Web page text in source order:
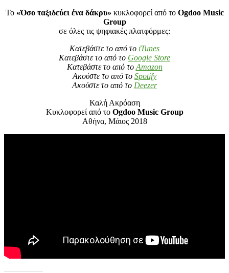
Το «Όσο ταξιδεύει ένα δάκρυ» κυκλοφορεί από το Ogdoo Music
Group
σε όλες τις ψηφιακές πλατφόρμες:
Κατεβάστε το από το iTunes
Κατεβάστε το από το Google Store
Κατεβάστε το από το Amazon
Ακούστε το από το Spotify
Ακούστε το από το Deezer
Καλή Ακρόαση
Κυκλοφορεί από το Ogdoo Music Group
Αθήνα, Μάιος 2018